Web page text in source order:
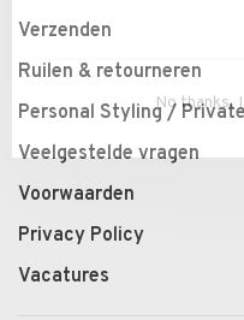
Verzenden
Ruilen & retourneren
Personal Styling /
Veelgestelde vragen
Voorwaarden
Privacy Policy
Vacatures
No thanks,